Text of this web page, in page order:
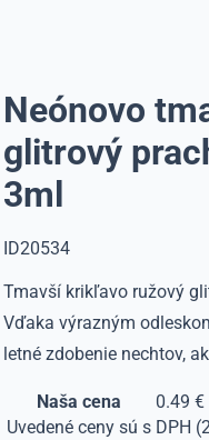
Neónovo
glitrový
3ml
ID20534
Tmavší krikľavo ružový
Vďaka výrazným
letné zdobenie nechtov,
Naša cena
0.49 €
Uvedené ceny sú s DPH